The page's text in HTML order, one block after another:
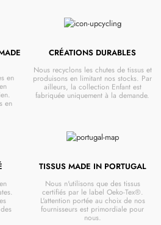
en
en
CRÉATIONS DURABLES
Nous recyclons les chutes de tissus et
produisons en limitant nos stocks. Par
ailleurs, la collection Enfant est
fabriquée uniquement à la demande.
TISSUS MADE IN PORTUGAL
Nous n'utilisons que des tissus
certifiés par le label Oeko-Tex®.
L'attention portée au choix de nos
fournisseurs est primordiale pour
nous.